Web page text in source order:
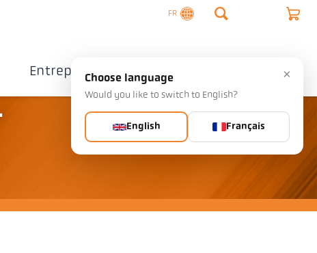
FR
Entreprise ×
Choose language
Would you like to switch to English?
English Français